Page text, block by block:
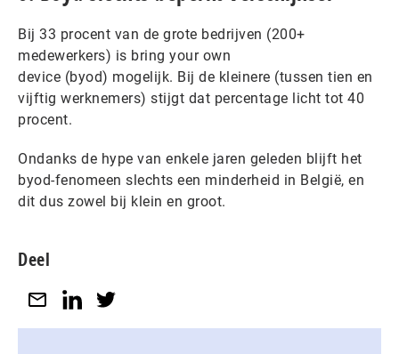
Bij 33 procent van de grote bedrijven (200+
medewerkers) is bring your own
device (byod) mogelijk. Bij de kleinere (tussen tien en
vijftig werknemers) stijgt dat percentage licht tot 40
procent.
Ondanks de hype van enkele jaren geleden blijft het
byod-fenomeen slechts een minderheid in België, en
dit dus zowel bij klein en groot.
Deel